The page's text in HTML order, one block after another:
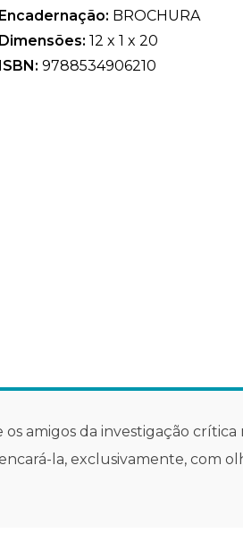
Encadernação: BROCHURA
Dimensões: 12 x 1 x 20
ISBN: 9788534906210
amigos da investigação
la, exclusivamente, com